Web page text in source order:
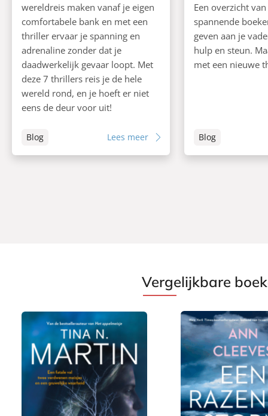
wereldreis maken vanaf je eigen
comfortabele bank en met een
thriller ervaar je spanning en
adrenaline zonder dat je
daadwerkelijk gevaar loopt. Met
deze 7 thrillers reis je de hele
wereld rond, en je hoeft er niet
eens de deur voor uit!
Blog Lees meer
Een overzicht
spannende
geven aan je
hulp en steun.
met een nieuwe
Blog
Vergelijkbare